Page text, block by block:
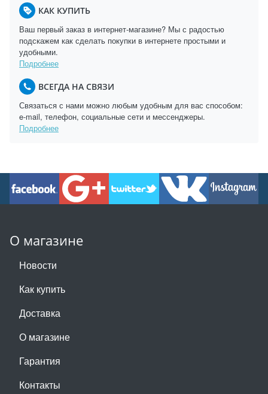
КАК КУПИТЬ
Ваш первый заказ в интернет-магазине? Мы с радостью
подскажем как сделать покупки в интернете простыми и
удобными.
Подробнее
ВСЕГДА НА СВЯЗИ
Связаться с нами можно любым удобным для вас способом:
e-mail, телефон, социальные сети и мессенджеры.
Подробнее
О магазине
Новости
Как купить
Доставка
О магазине
Гарантия
Контакты